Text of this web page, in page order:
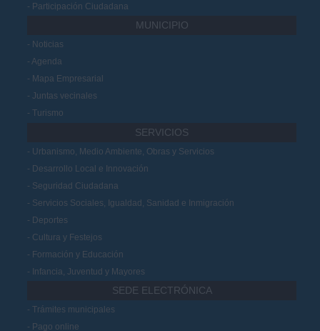
Participación Ciudadana
MUNICIPIO
Noticias
Agenda
Mapa Empresarial
Juntas vecinales
Turismo
SERVICIOS
Urbanismo, Medio Ambiente, Obras y Servicios
Desarrollo Local e Innovación
Seguridad Ciudadana
Servicios Sociales, Igualdad, Sanidad e Inmigración
Deportes
Cultura y Festejos
Formación y Educación
Infancia, Juventud y Mayores
SEDE ELECTRÓNICA
Trámites municipales
Pago online